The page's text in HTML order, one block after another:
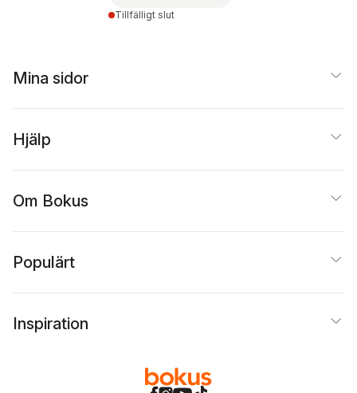
Tillfälligt slut
Mina sidor
Hjälp
Om Bokus
Populärt
Inspiration